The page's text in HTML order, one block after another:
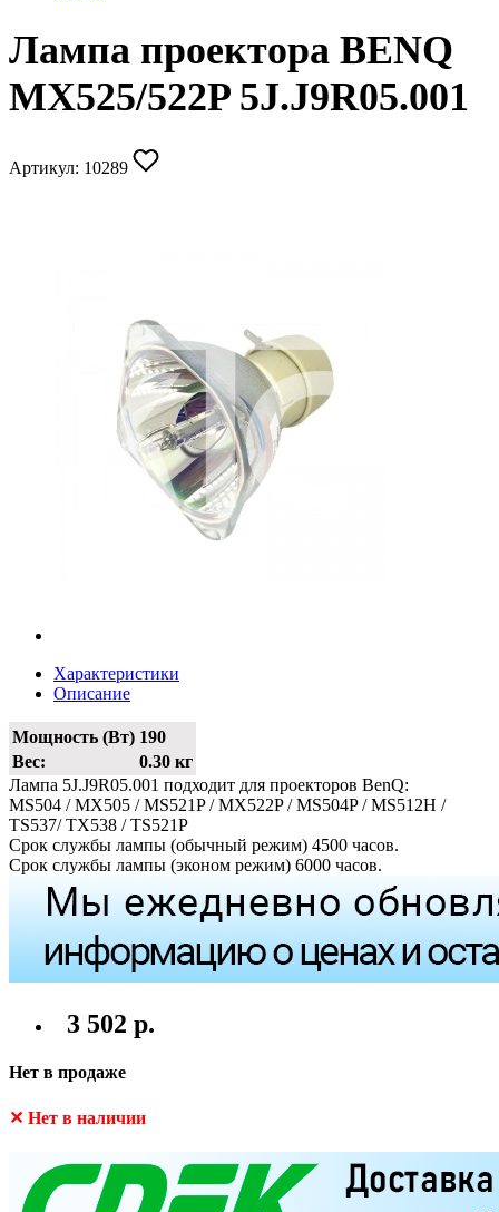
Лампа проектора BENQ
MX525/522P 5J.J9R05.001
Артикул: 10289
Характеристики
Описание
Мощность (Вт) 190
Вес:
0.30 кг
Лампа 5J.J9R05.001 подходит для проекторов BenQ:
MS504 / MX505 / MS521P / MX522P / MS504P / MS512H /
TS537/ TX538 / TS521P
Срок службы лампы (обычный режим) 4500 часов.
Срок службы лампы (эконом режим) 6000 часов.
3 502 р.
Нет в продаже
✕ Нет в наличии